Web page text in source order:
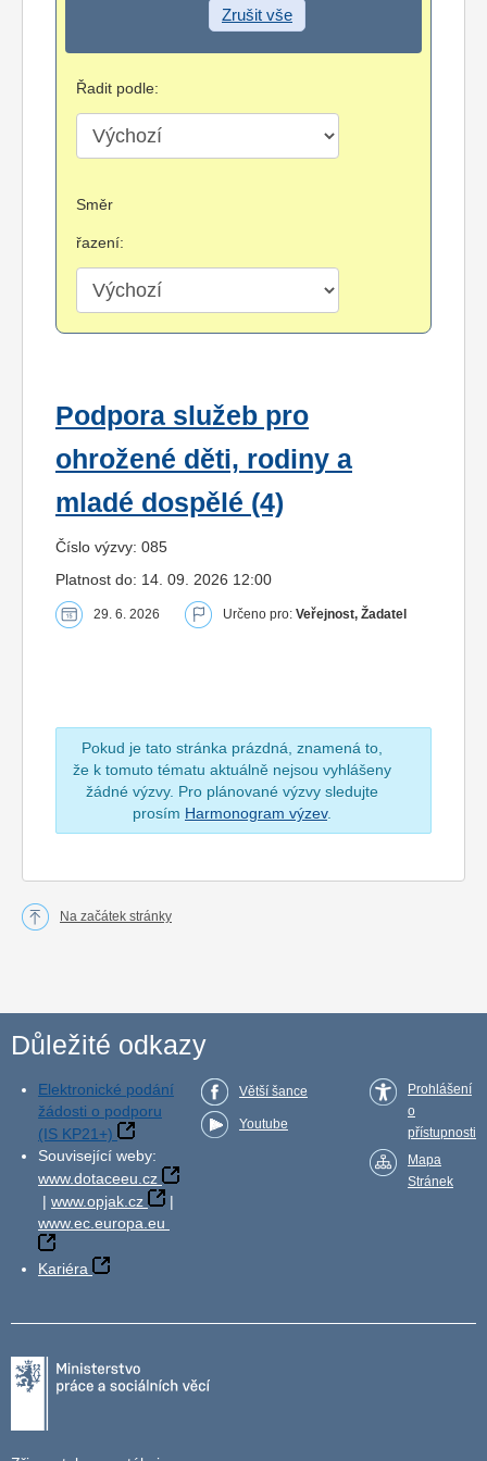
Zrušit vše
Řadit podle:
Směr
řazení:
Podpora služeb pro
ohrožené děti, rodiny a
mladé dospělé (4)
Číslo výzvy: 085
Platnost do: 14. 09. 2026 12:00
29. 6. 2026 Určeno pro: Veřejnost, Žadatel
Pokud je tato stránka prázdná, znamená to,
že k tomuto tématu aktuálně nejsou vyhlášeny
žádné výzvy. Pro plánované výzvy sledujte
prosím Harmonogram výzev.
Na začátek stránky
Důležité odkazy
Elektronické podání
žádosti o podporu
(IS KP21+)
Související weby:
www.dotaceeu.cz
| www.opjak.cz
|
www.ec.europa.eu
Kariéra
Větší šance
Youtube
Prohlášení
o
přístupnosti
Mapa
Stránek